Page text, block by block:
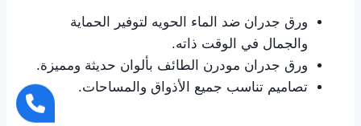
ورق جدران ضد الماء الحويه لتوفير الحماية
والجمال في الوقت ذاته.
ورق جدران مودرن الطائف بألوان حديثة ومميزة.
تصاميم تناسب جميع الأذواق والمساحات.